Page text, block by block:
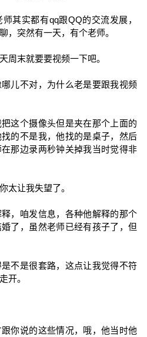
其实都有qq跟QQ的交流发展，
，突然有一天，有个老师。
周末就要要视频一下吧。
儿不对，为什么老是要跟我视频
这个摄像头但是夹在那个上面的
的不是我，他找的是桌子，然后
那边录两秒钟关掉我当时觉得非
太让我失望了。
，咱发信息，各种他解释的那个
了，虽然老师已经有孩子了，但
不是很套路，这点让我觉得不符
开。
你说的这些情况，哦，他当时他